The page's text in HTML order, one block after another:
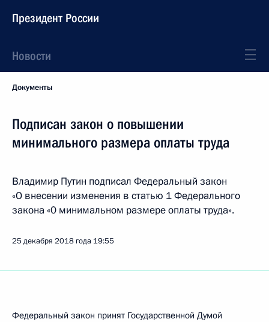
Президент России
Новости
Документы
Подписан закон о повышении
минимального размера оплаты труда
Владимир Путин подписал Федеральный закон
«О внесении изменения в статью 1 Федерального
закона «0 минимальном размере оплаты труда».
25 декабря 2018 года 19:55
Федеральный закон принят Государственной Думой